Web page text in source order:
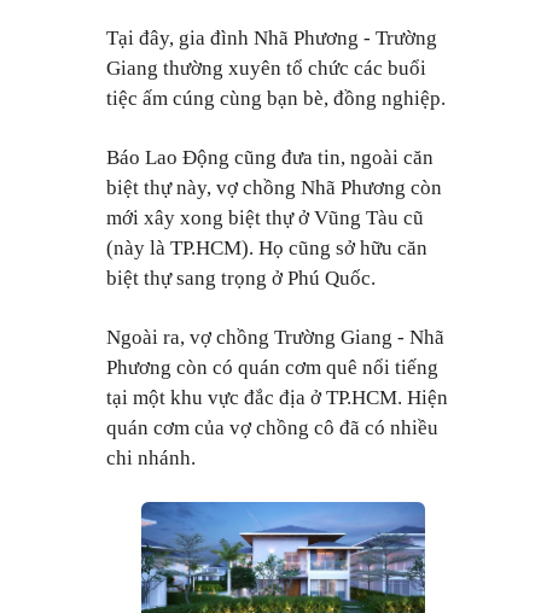
Tại đây, gia đình Nhã Phương - Trường
Giang thường xuyên tổ chức các buổi
tiệc ấm cúng cùng bạn bè, đồng nghiệp.
Báo Lao Động cũng đưa tin, ngoài căn
biệt thự này, vợ chồng Nhã Phương còn
mới xây xong biệt thự ở Vũng Tàu cũ
(này là TP.HCM). Họ cũng sở hữu căn
biệt thự sang trọng ở Phú Quốc.
Ngoài ra, vợ chồng Trường Giang - Nhã
Phương còn có quán cơm quê nổi tiếng
tại một khu vực đắc địa ở TP.HCM. Hiện
quán cơm của vợ chồng cô đã có nhiều
chi nhánh.